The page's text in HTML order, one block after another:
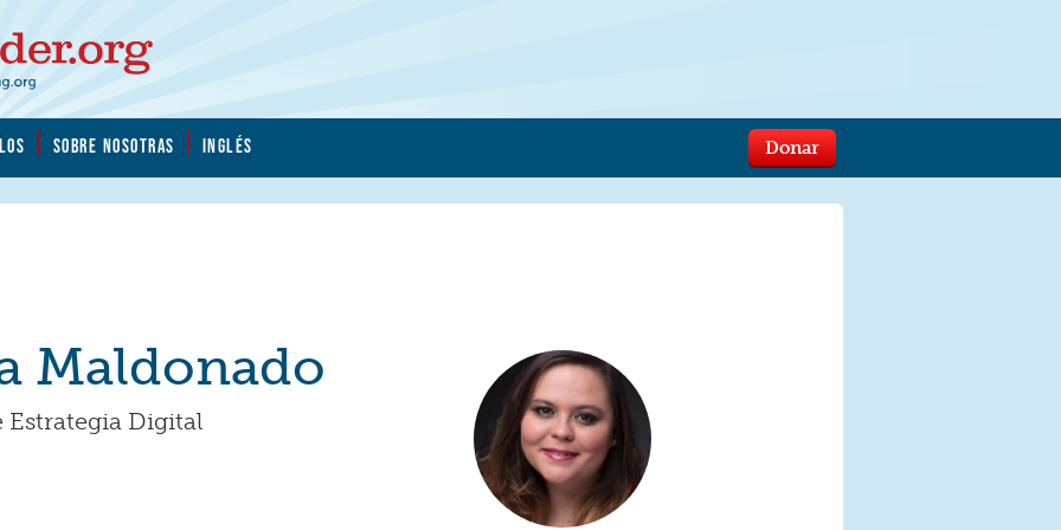
SOBRE NOSOTRAS INGLÉS Donar
Maldonado
Estrategia Digital